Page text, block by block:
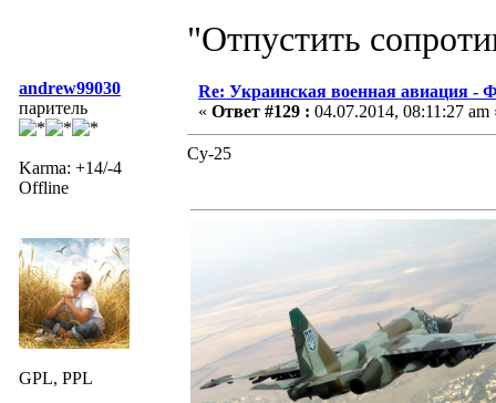
"Отпустить
andrew99030
паритель
Karma: +14/-4
Offline
GPL, PPL
Re: Украинская военная авиация -
« Ответ #129 : 04.07.2014, 08:11:27 am
Су-25